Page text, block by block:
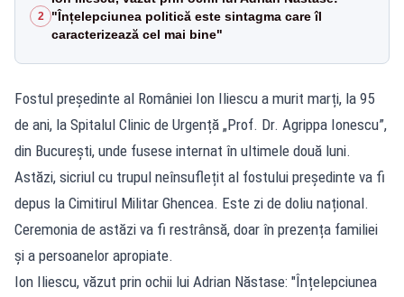
2
"Înțelepciunea politică este sintagma care îl
caracterizează cel mai bine"
Fostul președinte al României Ion Iliescu a murit marți, la 95
de ani, la Spitalul Clinic de Urgență „Prof. Dr. Agrippa Ionescu”,
din București, unde fusese internat în ultimele două luni.
Astăzi, sicriul cu trupul neînsuflețit al fostului președinte va fi
depus la Cimitirul Militar Ghencea. Este zi de doliu național.
Ceremonia de astăzi va fi restrânsă, doar în prezența familiei
și a persoanelor apropiate.
Ion Iliescu, văzut prin ochii lui Adrian Năstase: "Înțelepciunea